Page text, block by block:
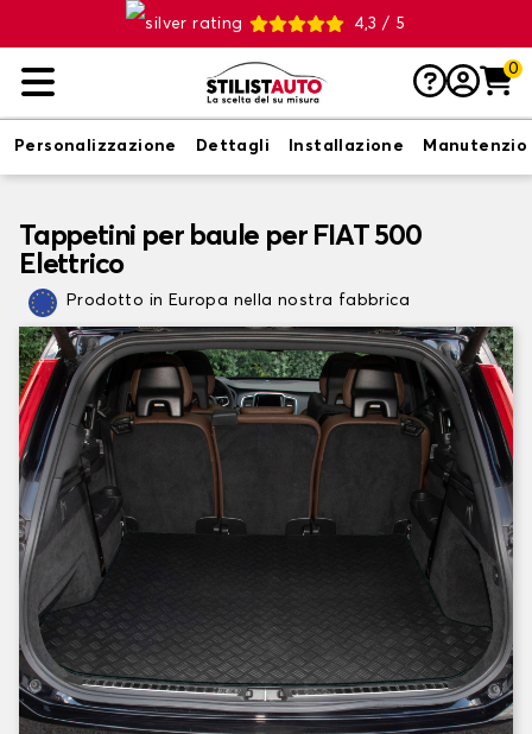
4,3 / 5
0
Personalizzazione Dettagli Installazione
Tappetini per baule per FIAT 500
Elettrico
Prodotto in Europa nella nostra fabbrica